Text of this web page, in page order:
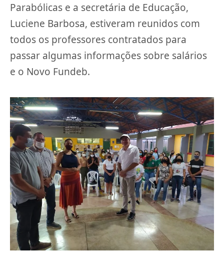
Parabólicas e a secretária de Educação,
Luciene Barbosa, estiveram reunidos com
todos os professores contratados para
passar algumas informações sobre salários
e o Novo Fundeb.